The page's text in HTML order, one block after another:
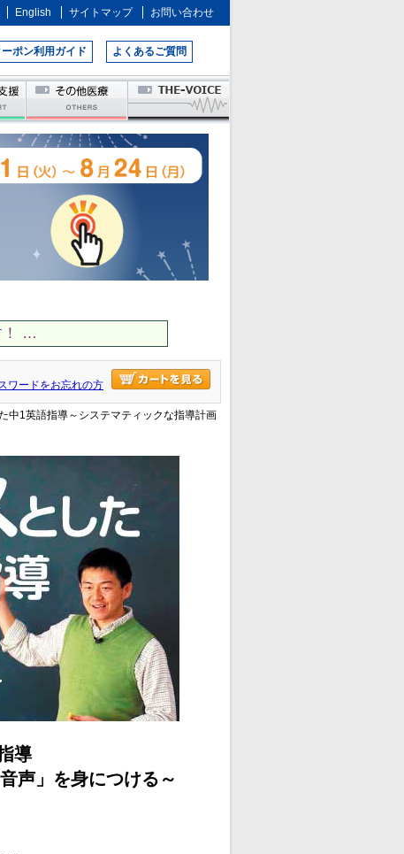
English サイトマップ お問い合わせ
ーポン利用ガイド よくあるご質問
！ …
ワードをお忘れの方
中1英語指導～システマティックな指導計画
導
声」を身につける～